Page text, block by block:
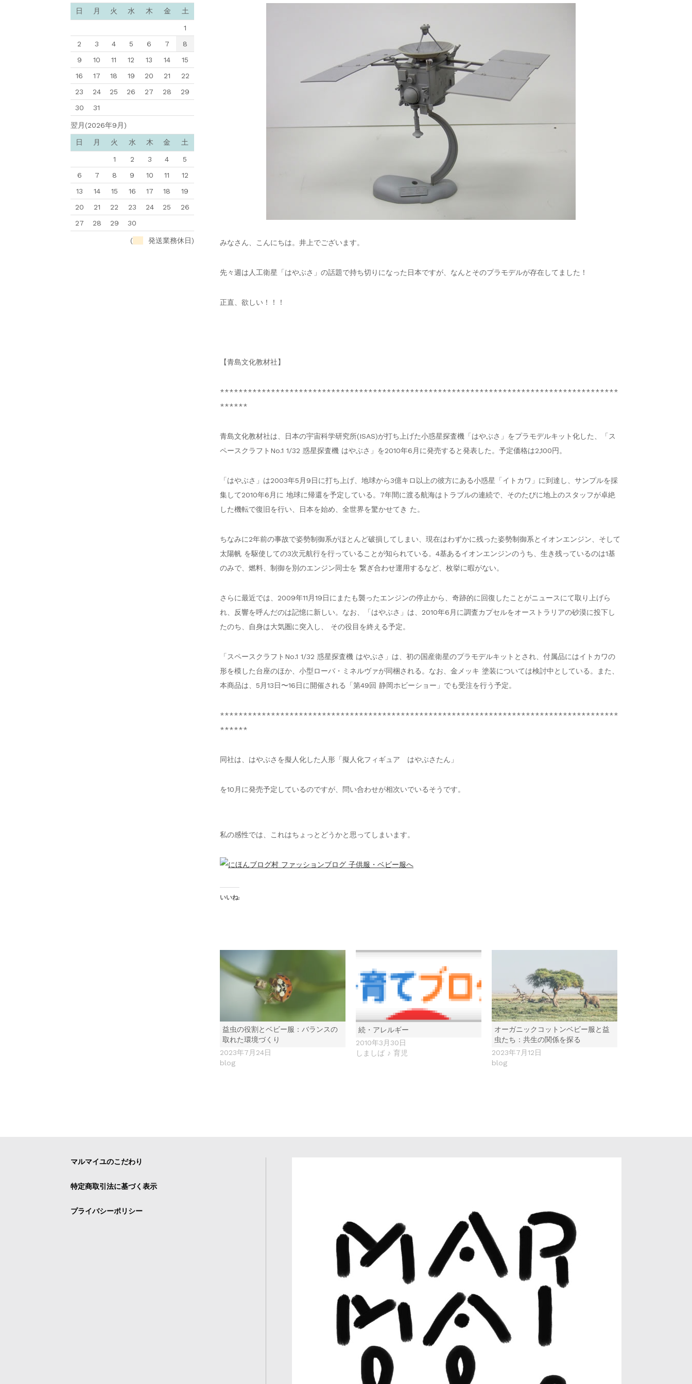
みなさん、こんにちは。井上でございます。
先々週は人工衛星「はやぶさ」の話題で持ち切りになった日本ですが、なんとそのプラモデルが存在してました！
正直、欲しい！！！
【青島文化教材社】
**************************************************************************************
******
青島文化教材社は、日本の宇宙科学研究所(ISAS)が打ち上げた小惑星探査機「はやぶさ」をプラモデルキット化した、「ス
ペースクラフトNo.1 1/32 惑星探査機 はやぶさ」を2010年6月に発売すると発表した。予定価格は2,100円。
「はやぶさ」は2003年5月9日に打ち上げ、地球から3億キロ以上の彼方にある小惑星「イトカワ」に到達し、サンプルを採
集して2010年6月に 地球に帰還を予定している。7年間に渡る航海はトラブルの連続で、そのたびに地上のスタッフが卓絶
した機転で復旧を行い、日本を始め、全世界を驚かせてき た。
ちなみに2年前の事故で姿勢制御系がほとんど破損してしまい、現在はわずかに残った姿勢制御系とイオンエンジン、そして
太陽帆 を駆使しての3次元航行を行っていることが知られている。4基あるイオンエンジンのうち、生き残っているのは1基
のみで、燃料、制御を別のエンジン同士を 繋ぎ合わせ運用するなど、枚挙に暇がない。
さらに最近では、2009年11月19日にまたも襲ったエンジンの停止から、奇跡的に回復したことがニュースにて取り上げら
れ、反響を呼んだのは記憶に新しい。なお、「はやぶさ」は、2010年6月に調査カプセルをオーストラリアの砂漠に投下し
たのち、自身は大気圏に突入し、 その役目を終える予定。
「スペースクラフトNo.1 1/32 惑星探査機 はやぶさ」は、初の国産衛星のプラモデルキットとされ、付属品にはイトカワの
形を模した台座のほか、小型ローバ・ミネルヴァが同梱される。なお、金メッキ 塗装については検討中としている。また、
本商品は、5月13日〜16日に開催される「第49回 静岡ホビーショー」でも受注を行う予定。
**************************************************************************************
******
同社は、はやぶさを擬人化した人形「擬人化フィギュア はやぶさたん」
を10月に発売予定しているのですが、問い合わせが相次いでいるそうです。
私の感性では、これはちょっとどうかと思ってしまいます。
いいね:
益虫の役割とベビー服：バランスの
取れた環境づくり
2023年7月24日
blog
続・アレルギー
2010年3月30日
しましば ♪ 育児
オーガニックコットンベビー服と益
虫たち：共生の関係を探る
2023年7月12日
blog
日 月 火 水 木 金 土
1
2
3 4 5 6 7
8
9
10 11 12 13 14
15
16
17 18 19 20 21
22
23
24 25 26 27 28
29
30
31
翌月(2026年9月)
日 月 火 水 木 金 土
1 2 3 4
5
6
7 8 9 10 11
12
13
14 15 16 17 18
19
20
21 22 23 24 25
26
27
28 29 30
( 発送業務休日)
マルマイユのこだわり
特定商取引法に基づく表示
プライバシーポリシー